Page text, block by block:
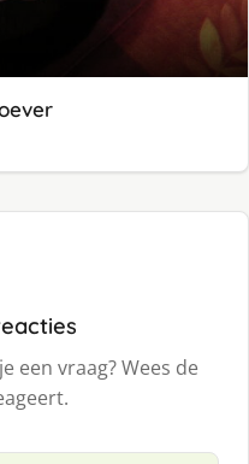
een vraag? Wees de